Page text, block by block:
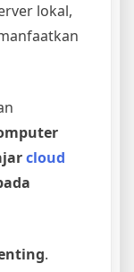
lokal,
cloud
.